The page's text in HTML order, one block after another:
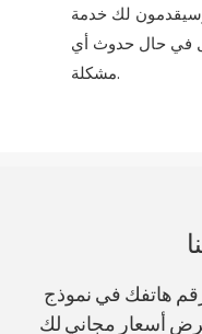
وسيقدمون لك خدمة
في حال حدوث أي
مشكلة.
هاتفك في نموذج
أسعار مجاني لك